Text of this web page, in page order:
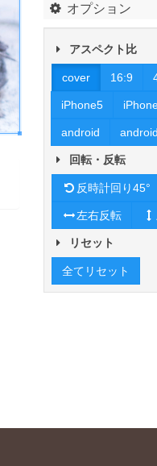
オプション
アスペクト比
cover 16:9
iPhone5
android
回転・反転
反時計回り45°
左右反転
リセット
全てリセット